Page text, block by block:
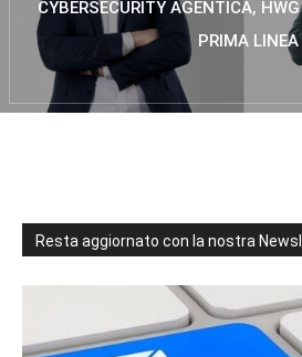
CYBERSECURITY AGENTICA,
PRIMA LINEA
Resta aggiornato con la nostra